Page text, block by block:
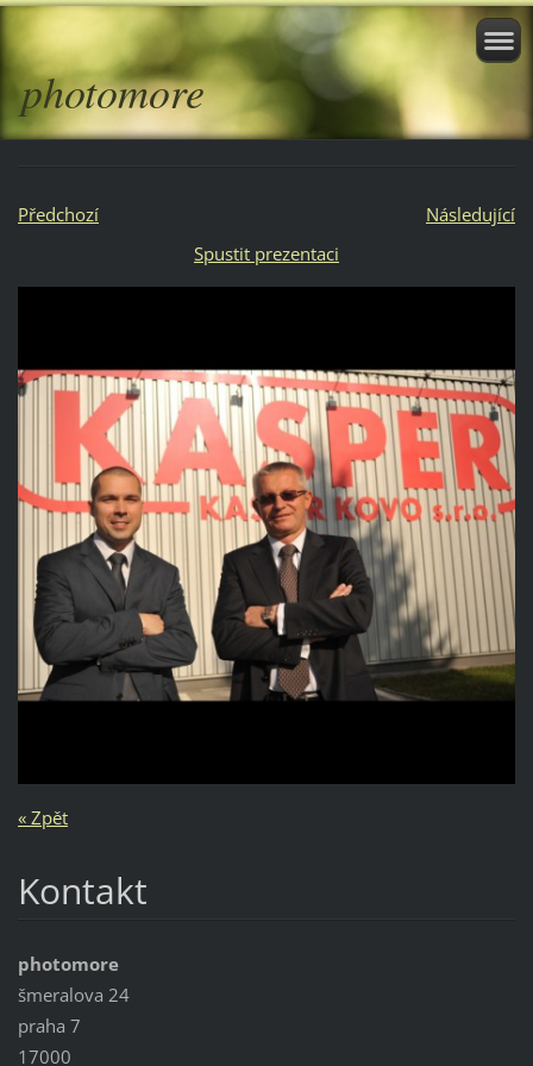
photomore
Předchozí
Následující
Spustit prezentaci
« Zpět
Kontakt
photomore
šmeralova 24
praha 7
17000